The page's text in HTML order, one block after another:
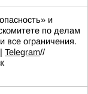
и
по делам
все ограничения.
| Telegram//